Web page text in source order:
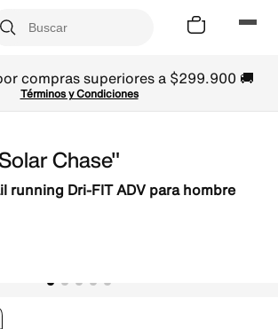
compras superiores a $299.900 🚚
Términos y Condiciones
Chase"
running Dri-FIT ADV para hombre